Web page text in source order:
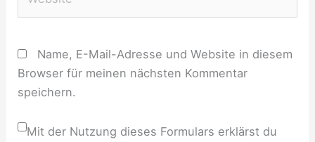
Name, E-Mail-Adresse und Website in diesem
Browser für meinen nächsten Kommentar
speichern.
Mit der Nutzung dieses Formulars erklärst du